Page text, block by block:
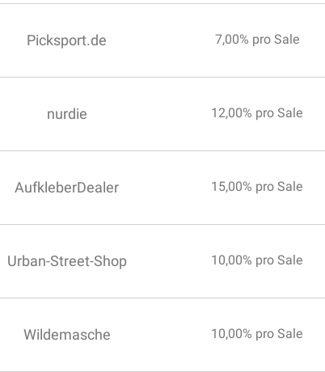
Picksport.de 7,00% pro Sale
nurdie 12,00% pro Sale
AufkleberDealer 15,00% pro Sale
Urban-Street-Shop 10,00% pro Sale
Wildemasche 10,00% pro Sale